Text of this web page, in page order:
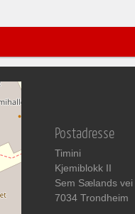
Postadresse
Timini
Kjemiblokk II
Sem Sælands vei
7034 Trondheim